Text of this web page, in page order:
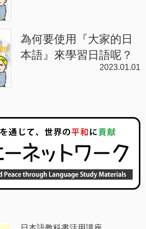
為何要使用『大家的日
本語』來學習日語呢？
2023.01.01